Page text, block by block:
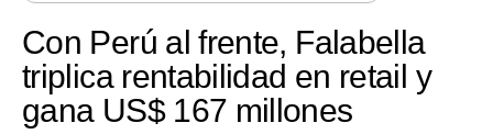
Economía
Mercados
Con Perú al frente, Falabella
triplica rentabilidad en retail y
gana US$ 167 millones